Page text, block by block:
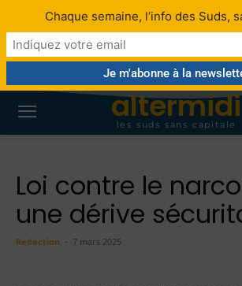
altermidi
les suds sans capitale
Loi contre le
une dérive
Redaction - 7 mars 2025
Chaque semaine, l’info des Suds,